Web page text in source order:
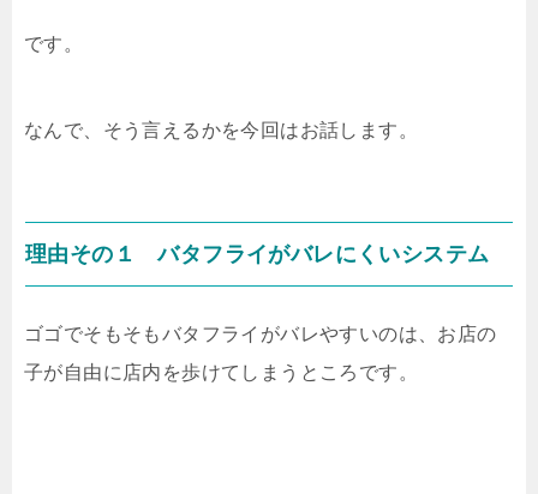
です。
なんで、そう言えるかを今回はお話します。
理由その１ バタフライがバレにくいシステム
ゴゴでそもそもバタフライがバレやすいのは、お店の
子が自由に店内を歩けてしまうところです。